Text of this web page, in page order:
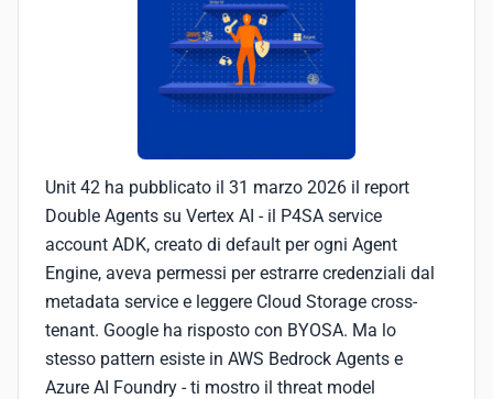
Unit 42 ha pubblicato il 31 marzo 2026 il report
Double Agents su Vertex AI - il P4SA service
account ADK, creato di default per ogni Agent
Engine, aveva permessi per estrarre credenziali dal
metadata service e leggere Cloud Storage cross-
tenant. Google ha risposto con BYOSA. Ma lo
stesso pattern esiste in AWS Bedrock Agents e
Azure AI Foundry - ti mostro il threat model